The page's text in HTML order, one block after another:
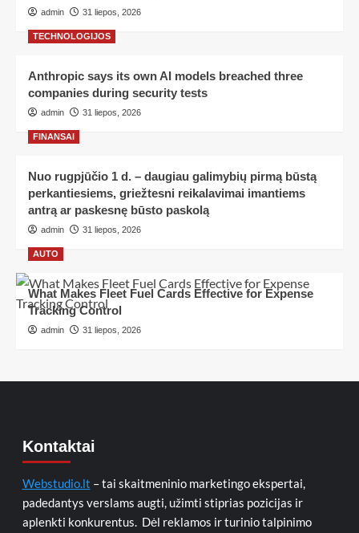
admin 31 liepos, 2026
TECHNOLOGIJOS
Anthropic says its own AI models breached three
companies during security tests
admin 31 liepos, 2026
FINANSAI
Nuo rugpjūčio 1 d. – daugiau galimybių pirmą būstą
perkantiesiems, griežtesni reikalavimai imantiems
antrą ar paskesnę būsto paskolą
admin 31 liepos, 2026
AUTO
What Makes Fleet Fuel Cards Effective for Expense
Tracking Control
admin 31 liepos, 2026
Kontaktai
Webstudio.lt – tai skaitmeninio marketingo ekspertai,
padedantys verslams augti, užimti stiprias pozicijas ir
aplenkti konkurentus. Dėl reklamos ir turinio talpinimo